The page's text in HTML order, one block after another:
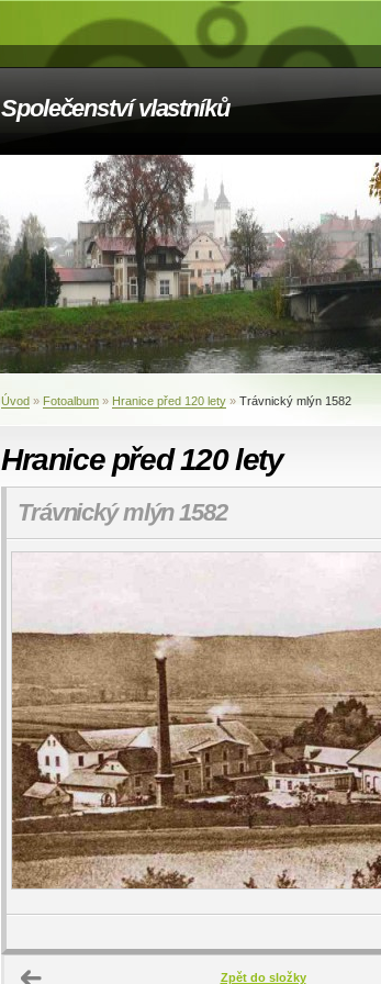
Společenství vlastníků
Úvod » Fotoalbum » Hranice před 120 lety » Trávnický mlýn 1582
Hranice před 120 lety
Trávnický mlýn 1582
Zpět do složky